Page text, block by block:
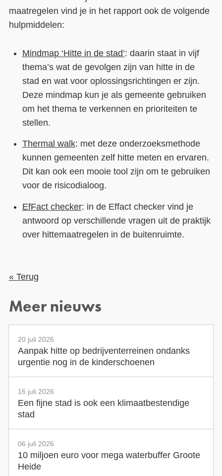
maatregelen vind je in het rapport ook de volgende
hulpmiddelen:
Mindmap ‘Hitte in de stad’: daarin staat in vijf
thema’s wat de gevolgen zijn van hitte in de
stad en wat voor oplossingsrichtingen er zijn.
Deze mindmap kun je als gemeente gebruiken
om het thema te verkennen en prioriteiten te
stellen.
Thermal walk: met deze onderzoeksmethode
kunnen gemeenten zelf hitte meten en ervaren.
Dit kan ook een mooie tool zijn om te gebruiken
voor de risicodialoog.
EfFact checker: in de Effact checker vind je
antwoord op verschillende vragen uit de praktijk
over hittemaatregelen in de buitenruimte.
« Terug
Meer nieuws
20 juli 2026
Aanpak hitte op bedrijventerreinen ondanks
urgentie nog in de kinderschoenen
16 juli 2026
Een fijne stad is ook een klimaatbestendige
stad
06 juli 2026
10 miljoen euro voor mega waterbuffer Groote
Heide